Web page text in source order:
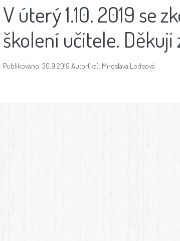
V úterý 1.10. 2019 se
školení učitele. Děkuji
Publikováno: 30.9.2019 Autor(ka): Miroslava Lodeová